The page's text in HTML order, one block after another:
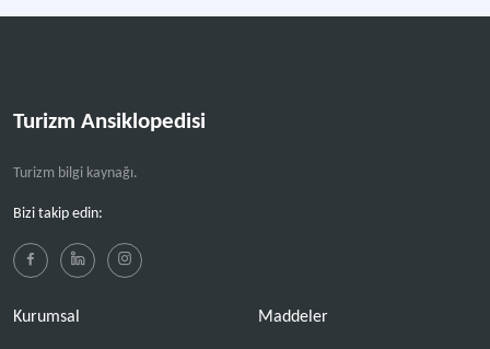
Turizm Ansiklopedisi
Turizm bilgi kaynağı.
Bizi takip edin:
Kurumsal Maddeler